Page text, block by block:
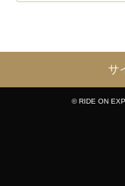
サ
© RIDE ON